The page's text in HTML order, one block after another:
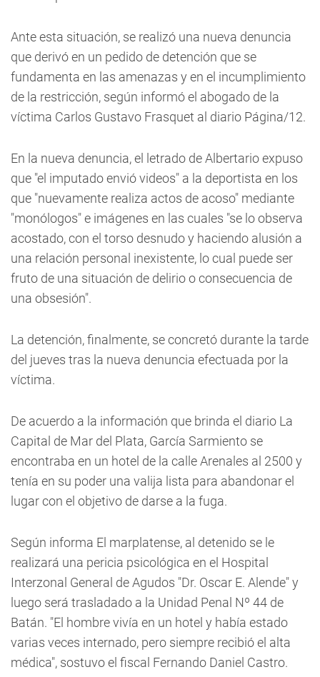
Ante esta situación, se realizó una nueva denuncia
que derivó en un pedido de detención que se
fundamenta en las amenazas y en el incumplimiento
de la restricción, según informó el abogado de la
víctima Carlos Gustavo Frasquet al diario Página/12.
En la nueva denuncia, el letrado de Albertario expuso
que "el imputado envió videos" a la deportista en los
que "nuevamente realiza actos de acoso" mediante
"monólogos" e imágenes en las cuales "se lo observa
acostado, con el torso desnudo y haciendo alusión a
una relación personal inexistente, lo cual puede ser
fruto de una situación de delirio o consecuencia de
una obsesión".
La detención, finalmente, se concretó durante la tarde
del jueves tras la nueva denuncia efectuada por la
víctima.
De acuerdo a la información que brinda el diario La
Capital de Mar del Plata, García Sarmiento se
encontraba en un hotel de la calle Arenales al 2500 y
tenía en su poder una valija lista para abandonar el
lugar con el objetivo de darse a la fuga.
Según informa El marplatense, al detenido se le
realizará una pericia psicológica en el Hospital
Interzonal General de Agudos "Dr. Oscar E. Alende" y
luego será trasladado a la Unidad Penal Nº 44 de
Batán. "El hombre vivía en un hotel y había estado
varias veces internado, pero siempre recibió el alta
médica", sostuvo el fiscal Fernando Daniel Castro.